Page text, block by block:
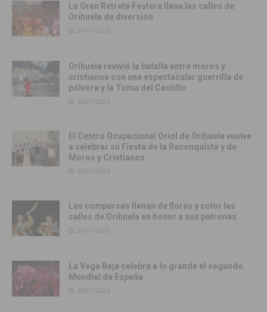
La Gran Retreta Festera llena las calles de
Orihuela de diversión
24/07/2026
Orihuela revivió la batalla entre moros y
cristianos con una espectacular guerrilla de
pólvora y la Toma del Castillo
22/07/2026
El Centro Ocupacional Oriol de Orihuela vuelve
a celebrar su Fiesta de la Reconquista y de
Moros y Cristianos
20/07/2026
Las comparsas llenan de flores y color las
calles de Orihuela en honor a sus patronas
20/07/2026
La Vega Baja celebra a lo grande el segundo
Mundial de España
20/07/2026